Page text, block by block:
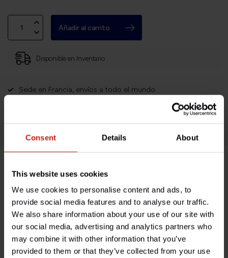
Consent Details About
This website uses cookies
We use cookies to personalise content and ads, to
provide social media features and to analyse our traffic.
We also share information about your use of our site with
our social media, advertising and analytics partners who
may combine it with other information that you’ve
provided to them or that they’ve collected from your use
Añadir al carrito
Disponible en Inventario
Sede en Francia, envíos a todo el mundo
Descripción del producto
Especificaciones
¿Tienes alguna pregunta sobre este producto?